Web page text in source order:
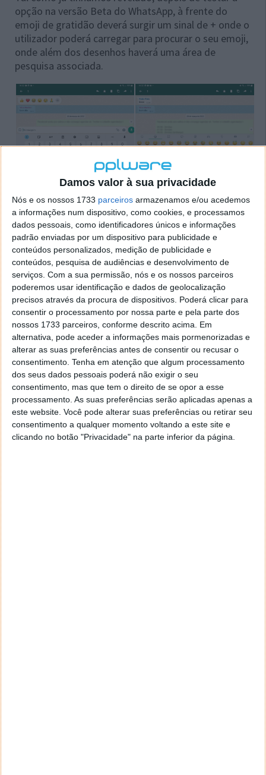
Damos valor à sua privacidade
Nós e os nossos 1733 parceiros armazenamos e/ou acedemos
a informações num dispositivo, como cookies, e processamos
dados pessoais, como identificadores únicos e informações
padrão enviadas por um dispositivo para publicidade e
conteúdos personalizados, medição de publicidade e
conteúdos, pesquisa de audiências e desenvolvimento de
serviços. Com a sua permissão, nós e os nossos parceiros
poderemos usar identificação e dados de geolocalização
precisos através da procura de dispositivos. Poderá clicar para
consentir o processamento por nossa parte e pela parte dos
nossos 1733 parceiros, conforme descrito acima. Em
alternativa, pode aceder a informações mais pormenorizadas e
alterar as suas preferências antes de consentir ou recusar o
consentimento. Tenha em atenção que algum processamento
dos seus dados pessoais poderá não exigir o seu
consentimento, mas que tem o direito de se opor a esse
processamento. As suas preferências serão aplicadas apenas a
este website. Você pode alterar suas preferências ou retirar seu
consentimento a qualquer momento voltando a este site e
clicando no botão "Privacidade" na parte inferior da página.
opção na versão Beta do WhatsApp, à frente do
emoji de gratidão deverá surgir um sinal de + onde o
utilizador poderá carregar para procurar o seu emoji,
onde além dos desenhos haverá uma área de
pesquisa associada.
Mais novidades a caminho
Nos últimos meses, devido à forte concorrência, o
WhatsApp parece estar a acelerar o desenvolvimento
e disponibilização de novas funcionalidades, para não
perder a corrida de app mais popular para
conversação.
Uma das novidades que deverá chegar em breve ao
WhatsApp para testes será a possibilidade de
o serviço em dois dispositivos móveis, com
mensagens sincronizadas de forma completa.
Esta funcionalidade ainda está em fase de
desenvolvimento interno pelo que ainda poucas
informações são conhecidas, mas espera-se que
cheguem as versões beta dentro de pouco tempo.